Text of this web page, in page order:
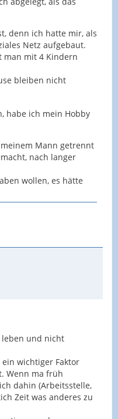
denn ich hatte mir, als
Netz aufgebaut.
man mit 4 Kindern
bleiben nicht
habe ich mein Hobby
Mann getrennt
nach langer
wollen, es hätte
und nicht
wichtiger Faktor
Wenn ma früh
dahin (Arbeitsstelle,
Zeit was anderes zu